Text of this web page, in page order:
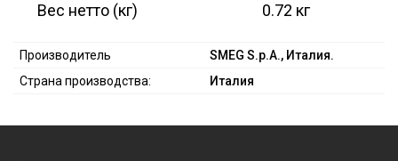
Вес нетто (кг) 0.72 кг
Производитель
SMEG S.p.A., Италия.
Страна производства:
Италия